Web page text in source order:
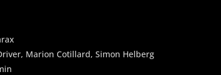
Marion Cotillard, Simon Helberg